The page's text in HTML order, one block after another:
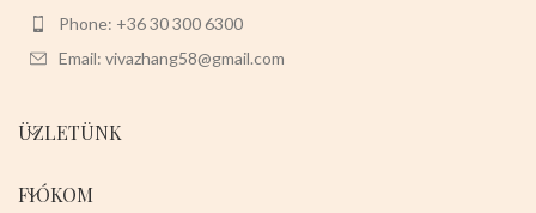
Phone: +36 30 300 6300
Email: vivazhang58@gmail.com
ÜZLETÜNK
FIÓKOM